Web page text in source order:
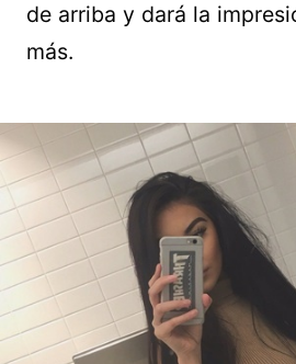
de arriba y dará la
más.